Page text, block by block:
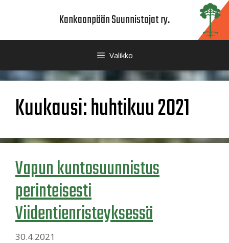
Kankaanpään Suunnistajat ry.
Valikko
Kuukausi:huhtikuu 2021
Vapun kuntosuunnistus
perinteisesti
Viidentienristeyksessä
30.4.2021